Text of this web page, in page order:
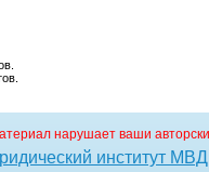
нарушает ваши
институт